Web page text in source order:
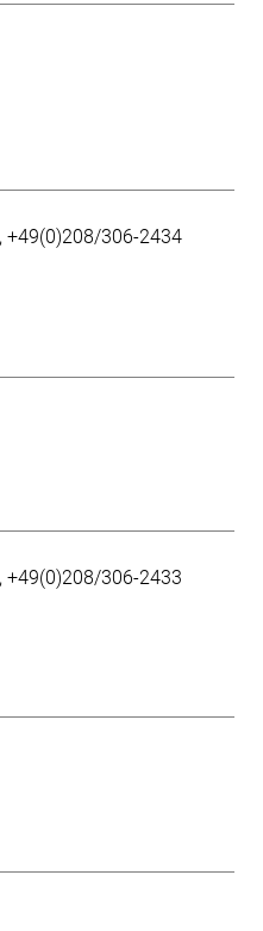
+49(0)208/306-2434
+49(0)208/306-2433